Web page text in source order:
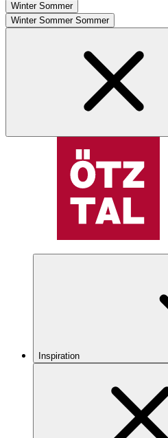
Winter Sommer
Winter Sommer Sommer
Inspiration